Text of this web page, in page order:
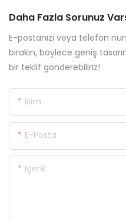
Daha Fazla Sorunuz
E-postanızı veya telefon
bırakın, böylece geniş
bir teklif gönderebiliriz!
Isim
E-Posta
Içerik